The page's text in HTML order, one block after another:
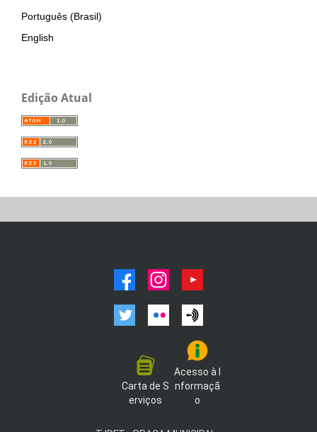
Português (Brasil)
English
Edição Atual
facebookinstagram
twitter flickr
Carta de S
erviços
Acesso à I
nformaçã
o